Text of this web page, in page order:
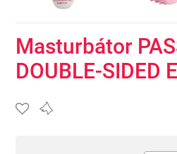
Masturbátor
DOUBLE-SIDED